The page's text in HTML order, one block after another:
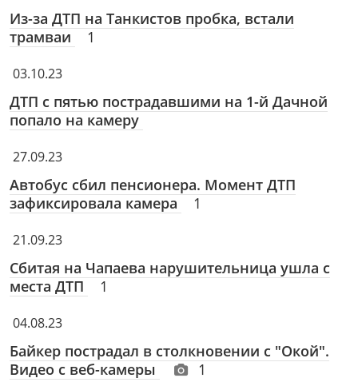
Из-за ДТП на Танкистов пробка, встали
трамваи
1
03.10.23
ДТП с пятью пострадавшими на 1-й Дачной
попало на камеру
27.09.23
Автобус сбил пенсионера. Момент ДТП
зафиксировала камера
1
21.09.23
Сбитая на Чапаева нарушительница ушла с
места ДТП
1
04.08.23
Байкер пострадал в столкновении с "Окой".
Видео с веб-камеры
1